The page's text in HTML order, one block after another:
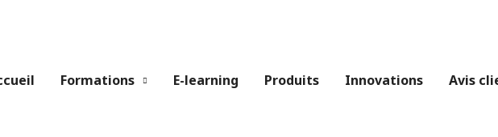
Formations E-learning Produits Innovations Avis